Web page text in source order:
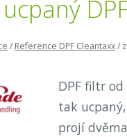
/Reference DPF Cleantaxx/
DPF filtr
tak
projí